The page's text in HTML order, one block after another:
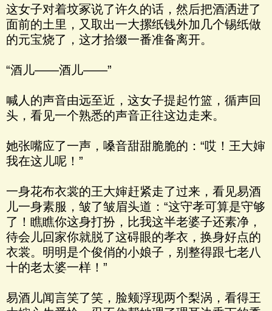
这女子对着坟冢说了许久的话，然后把酒洒进了
面前的土里，又取出一大摞纸钱外加几个锡纸做
的元宝烧了，这才拾缀一番准备离开。
“酒儿——酒儿——”
喊人的声音由远至近，这女子提起竹篮，循声回
头，看见一个熟悉的声音正往这边走来。
她张嘴应了一声，嗓音甜甜脆脆的：“哎！王大婶
我在这儿呢！”
一身花布衣裳的王大婶赶紧走了过来，看见易酒
儿一身素服，皱了皱眉头道：“这守孝可算是守够
了！瞧瞧你这身打扮，比我这半老婆子还素净，
待会儿回家你就脱了这碍眼的孝衣，换身好点的
衣裳。明明是个俊俏的小娘子，别整得跟七老八
十的老太婆一样！”
易酒儿闻言笑了笑，脸颊浮现两个梨涡，看得王